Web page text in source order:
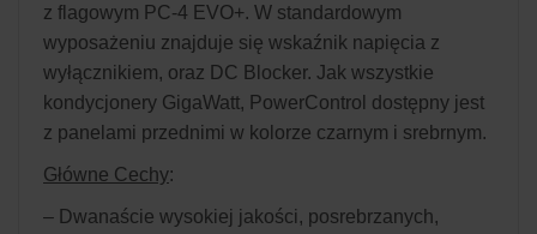
z flagowym PC-4 EVO+. W standardowym
wyposażeniu znajduje się wskaźnik napięcia z
wyłącznikiem, oraz DC Blocker. Jak wszystkie
kondycjonery GigaWatt, PowerControl dostępny jest
z panelami przednimi w kolorze czarnym i srebrnym.
Główne Cechy:
– Dwanaście wysokiej jakości, posrebrzanych,